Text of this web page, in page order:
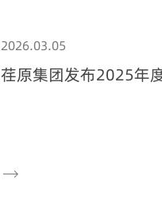
2026.03.05
荏原集团发布2025年
